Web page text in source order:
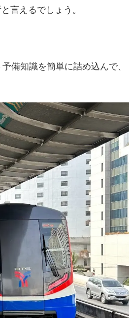
言えるでしょう。
備知識を簡単に詰め込んで、